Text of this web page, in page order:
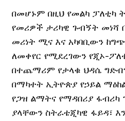
በመሆኑም በዚህ የመልካ ፓለቲካ
የመሪዎች ታሪካዊ ጉብኝት መነሻ
መሪነት ሚና እና አካባቢውን
ለመቀየር የሚደረገውን የጂኦ-
በተጨማሪም የታላቁ ህዳሴ
በማካተት ኢትዮጵያ የኃይል
የጋዝ ልማትና የማዳበሪያ
ያላቸውን ስትራቴጂካዊ ፋይዳ፣